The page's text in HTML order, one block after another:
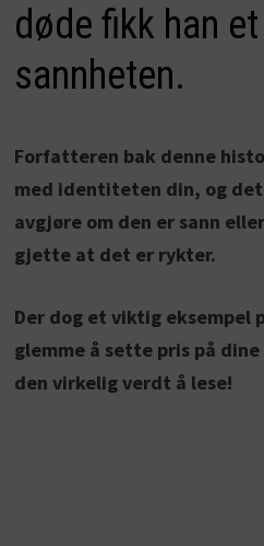
døde fikk han
sannheten.
Forfatteren bak denne
med identiteten din, og
avgjøre om den er sann
gjette at det er rykter.
Der dog et viktig eksempel
glemme å sette pris på
den virkelig verdt å lese!